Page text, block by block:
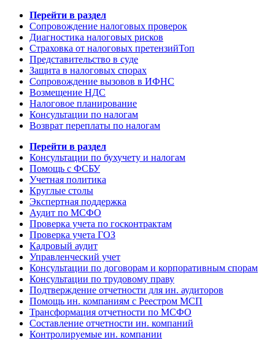
Перейти в раздел
Сопровождение налоговых проверок
Диагностика налоговых рисков
Страховка от налоговых претензийТоп
Представительство в суде
Защита в налоговых спорах
Сопровождение вызовов в ИФНС
Возмещение НДС
Налоговое планирование
Консультации по налогам
Возврат переплаты по налогам
Перейти в раздел
Консультации по бухучету и налогам
Помощь с ФСБУ
Учетная политика
Круглые столы
Экспертная поддержка
Аудит по МСФО
Проверка учета по госконтрактам
Проверка учета ГОЗ
Кадровый аудит
Управленческий учет
Консультации по договорам и корпоративным спорам
Консультации по трудовому праву
Подтверждение отчетности для ин. аудиторов
Помощь ин. компаниям с Реестром МСП
Трансформация отчетности по МСФО
Составление отчетности ин. компаний
Контролируемые ин. компании